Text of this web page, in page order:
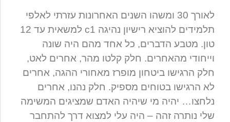
לאורך 30 ומשהו השנים האחרונות עזרתי לאלפי
תלמידים להוציא רישיון נהיגה c1 למשאית עד 12
טון. מטבע הדברים, כל אחד מהם היה שונה
וייחודי מהאחרים. חלק קלטו מהר, אחרים לאט,
חלק הרגישו ביטחון מופרז מאחורי ההגה, אחרים
לא הרגישו בטוחים מספיק. חלק נהנו, אחרים
נלחצו… יהיה מי שיהיה האדם שמציגים המשימה
שלי נותרה זהה – היה עלי למצוא דרך להתחבר